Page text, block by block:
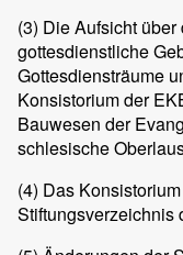
(3) Die Aufsicht
gottesdienstliche
Gottesdiensträume
Konsistorium der
Bauwesen der
schlesische
(4) Das
Stiftungsverzeichnis